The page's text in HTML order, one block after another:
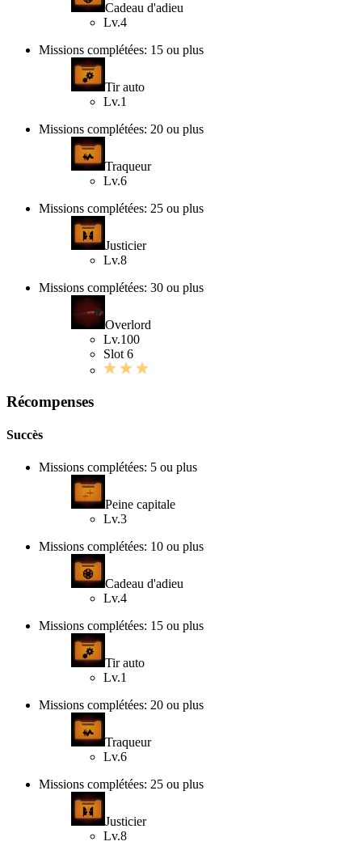
Cadeau d'adieu
Lv.4
Missions complétées: 15 ou plus
Tir auto
Lv.1
Missions complétées: 20 ou plus
Traqueur
Lv.6
Missions complétées: 25 ou plus
Justicier
Lv.8
Missions complétées: 30 ou plus
Overlord
Lv.100
Slot 6
Récompenses
Succès
Missions complétées: 5 ou plus
Peine capitale
Lv.3
Missions complétées: 10 ou plus
Cadeau d'adieu
Lv.4
Missions complétées: 15 ou plus
Tir auto
Lv.1
Missions complétées: 20 ou plus
Traqueur
Lv.6
Missions complétées: 25 ou plus
Justicier
Lv.8